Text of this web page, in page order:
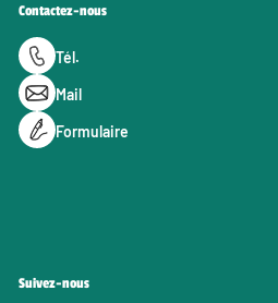
Contactez-nous
Tél.
Mail
Formulaire
Suivez-nous